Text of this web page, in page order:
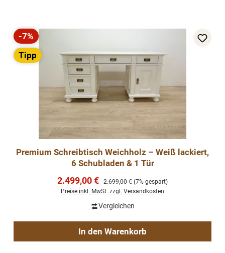
Rabatt
-7%
Tipp
Premium Schreibtisch Weichholz – Weiß lackiert,
6 Schubladen & 1 Tür
Verkaufspreis:
2.499,00 € Regulärer Preis:
2.699,00 € (7% gespart)
Preise inkl. MwSt. zzgl. Versandkosten
Vergleichen
In den Warenkorb